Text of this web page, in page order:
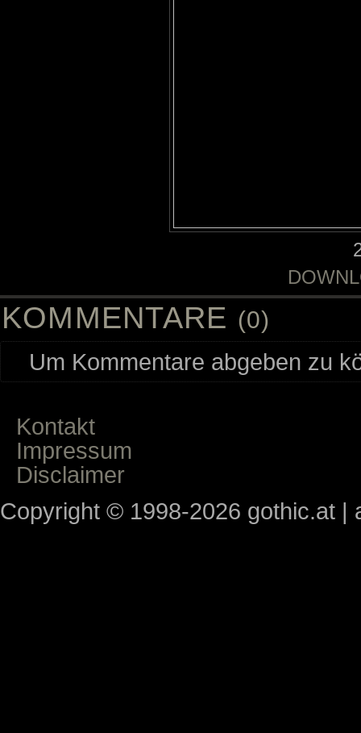
KOMMENTARE (0)
Um Kommentare abgeben zu
Kontakt
Impressum
Disclaimer
Copyright © 1998-2026 gothic.at |